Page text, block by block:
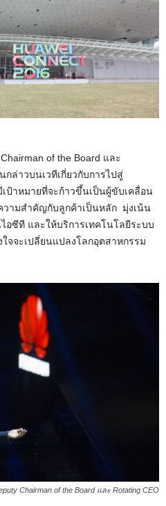
of the Board และ
กล่าวบนเวทีเกี่ยวกับการไปสู่
ป้าหมายที่จะก้าวขึ้นเป็นผู้ขับเคลื่อน
ามสำคัญกับลูกค้าเป็นหลัก มุ่งเน้น
ซีที และให้บริการเทคโนโลยีระบบ
จจะเปลี่ยนแปลงโลกอุตสาหกรรม
Chairman of the Board และ Rotating CEO